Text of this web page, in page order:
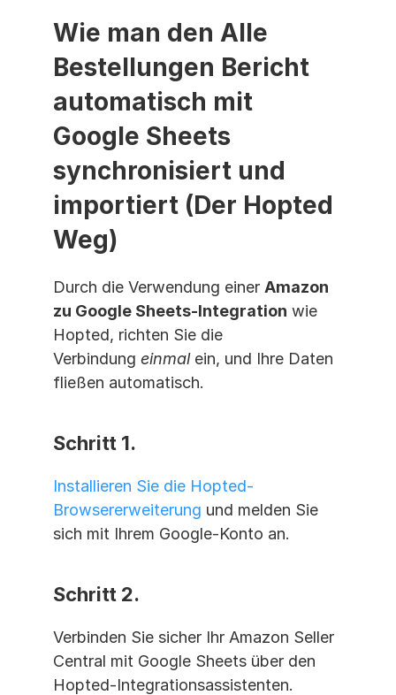
Wie man den Alle
Bestellungen Bericht
automatisch mit
Google Sheets
synchronisiert und
importiert (Der Hopted
Weg)
Durch die Verwendung einer Amazon
zu Google Sheets-Integration wie
Hopted, richten Sie die
Verbindung einmal ein, und Ihre Daten
fließen automatisch.
Schritt 1.
Installieren Sie die Hopted-
Browsererweiterung und melden Sie
sich mit Ihrem Google-Konto an.
Schritt 2.
Verbinden Sie sicher Ihr Amazon Seller
Central mit Google Sheets über den
Hopted-Integrationsassistenten.